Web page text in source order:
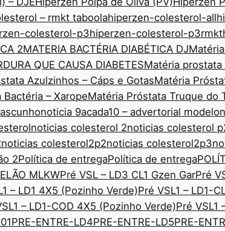
– rmkt taboolahiperzen-colesterol-all
colesterol-p3hiperzen-colesterol-p3rmkt
2MATERIA BACTÉRIA DIABÉTICA DJ
QUE CAUSA DIABETESMatéria prostata
Azulzinhos – Cáps e GotasMatéria
– XaropeMatéria Próstata Truque do
noticia 9acada10 – advertorial modelo
noticias colesterol 2noticias colesterol
noticias colesterol2p2noticias colesterol2p3
2Política de entregaPolítica de entrega
MLKWPré VSL – LD3 CL1 Gzen GarPré
– LD1 4X5 (Pozinho Verde)Pré VSL1 – LD1-
– LD1-COD 4X5 (Pozinho Verde)Pré VSL1
PRE-ENTRE-LD4PRE-ENTRE-LD5PRE-